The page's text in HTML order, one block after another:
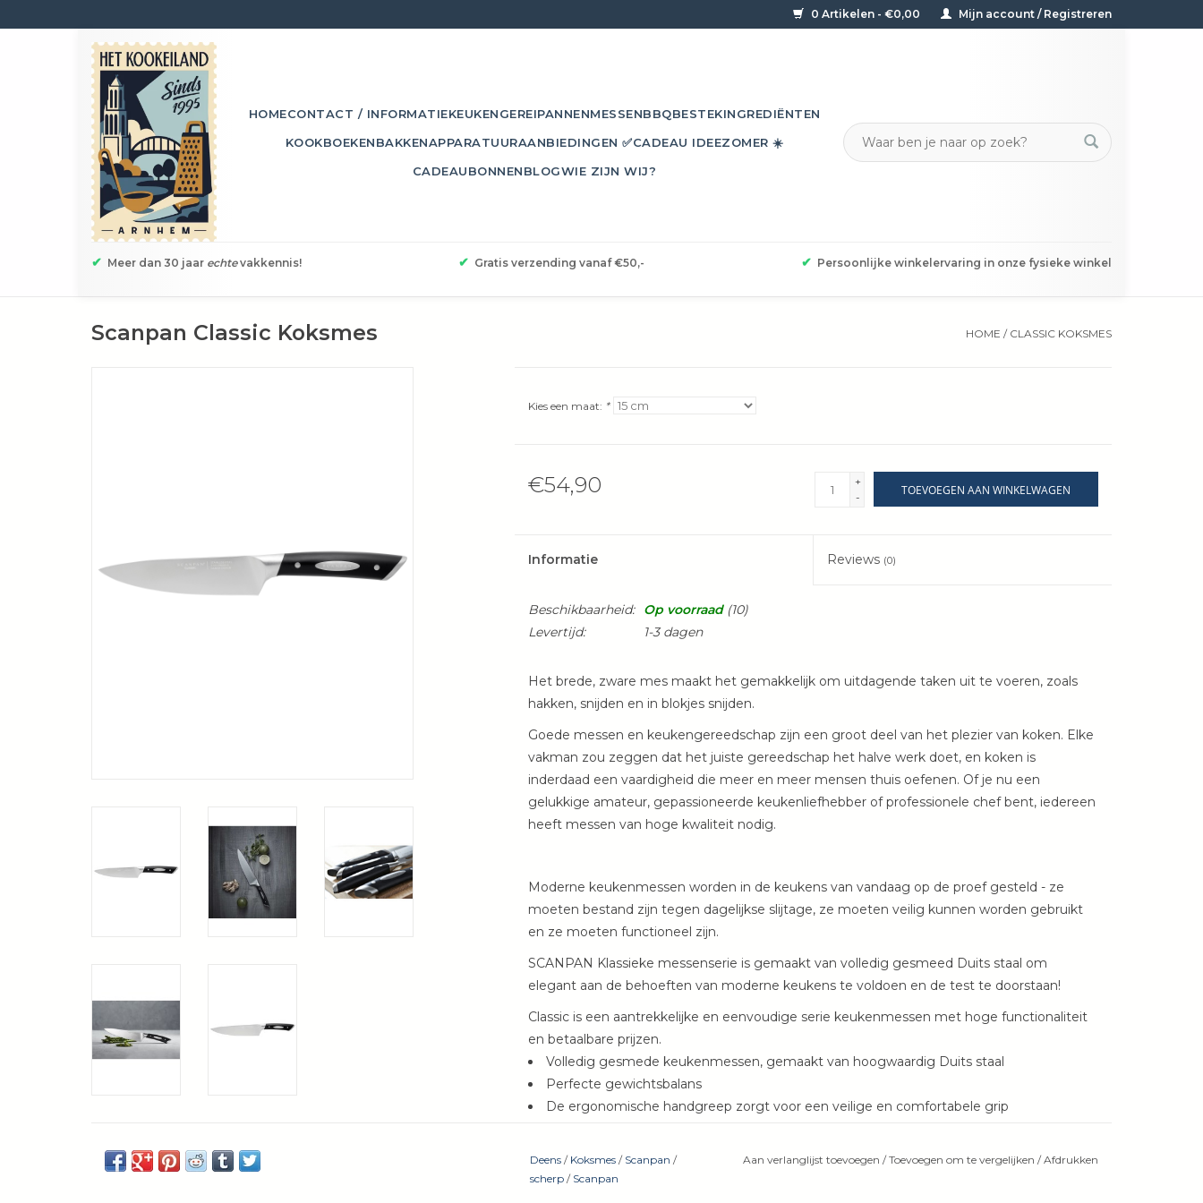
0 Artikelen - €0,00 Mijn account / Registreren
HOMECONTACT / INFORMATIEKEUKENGEREIPANNENMESSENBBQBESTEKINGREDIËNTEN
KOOKBOEKENBAKKENAPPARATUURAANBIEDINGEN ✅CADEAU IDEEZOMER ☀️
CADEAUBONNENBLOGWIE ZIJN WIJ?
✔ Meer dan 30 jaar echtevakkennis! ✔ Gratis verzending vanaf €50,- ✔ Persoonlijke winkelervaring in onze fysieke winkel
Scanpan Classic Koksmes HOME / CLASSIC KOKSMES
Kies een maat: *
€54,90
+
-
TOEVOEGEN AAN WINKELWAGEN
Informatie Reviews (0)
Beschikbaarheid: Op voorraad(10)
Levertijd:
1-3 dagen
Het brede, zware mes maakt het gemakkelijk om uitdagende taken uit te voeren, zoals
hakken, snijden en in blokjes snijden.
Goede messen en keukengereedschap zijn een groot deel van het plezier van koken. Elke
vakman zou zeggen dat het juiste gereedschap het halve werk doet, en koken is
inderdaad een vaardigheid die meer en meer mensen thuis oefenen. Of je nu een
gelukkige amateur, gepassioneerde keukenliefhebber of professionele chef bent, iedereen
heeft messen van hoge kwaliteit nodig.
Moderne keukenmessen worden in de keukens van vandaag op de proef gesteld - ze
moeten bestand zijn tegen dagelijkse slijtage, ze moeten veilig kunnen worden gebruikt
en ze moeten functioneel zijn.
SCANPAN Klassieke messenserie is gemaakt van volledig gesmeed Duits staal om
elegant aan de behoeften van moderne keukens te voldoen en de test te doorstaan!
Classic is een aantrekkelijke en eenvoudige serie keukenmessen met hoge functionaliteit
en betaalbare prijzen.
Volledig gesmede keukenmessen, gemaakt van hoogwaardig Duits staal
Perfecte gewichtsbalans
De ergonomische handgreep zorgt voor een veilige en comfortabele grip
Deens / Koksmes / Scanpan /
scherp / Scanpan
Aan verlanglijst toevoegen /Toevoegen om te vergelijken /Afdrukken